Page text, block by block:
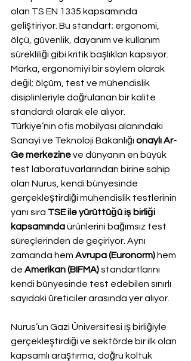
olan TS EN 1335 kapsamında
geliştiriyor. Bu standart; ergonomi,
ölçü, güvenlik, dayanım ve kullanım
sürekliliği gibi kritik başlıkları kapsıyor.
Marka, ergonomiyi bir söylem olarak
değil; ölçüm, test ve mühendislik
disiplinleriyle doğrulanan bir kalite
standardı olarak ele alıyor.
Türkiye’nin ofis mobilyası alanındaki
Sanayi ve Teknoloji Bakanlığı onaylı Ar-
Ge merkezine ve dünyanın en büyük
test laboratuvarlarından birine sahip
olan Nurus, kendi bünyesinde
gerçekleştirdiği mühendislik testlerinin
yanı sıra TSE ile yürüttüğü iş birliği
kapsamında ürünlerini bağımsız test
süreçlerinden de geçiriyor. Aynı
zamanda hem Avrupa (Euronorm) hem
de Amerikan (BIFMA) standartlarını
kendi bünyesinde test edebilen sınırlı
sayıdaki üreticiler arasında yer alıyor.
Nurus’un Gazi Üniversitesi iş birliğiyle
gerçekleştirdiği ve sektörde bir ilk olan
kapsamlı araştırma, doğru koltuk